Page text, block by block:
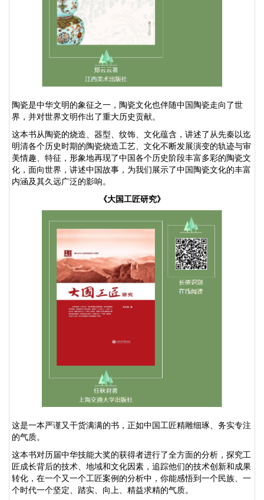
陶瓷是中华文明的象征之一，陶瓷文化也伴随中国陶瓷走向了世
界，并对世界文明作出了重大历史贡献。
这本书从陶瓷的烧造、器型、纹饰、文化蕴含，讲述了从先秦以迄
明清各个历史时期的陶瓷烧造工艺、文化不断发展演变的轨迹与审
美情趣、特征，形象地再现了中国各个历史阶段丰富多彩的陶瓷文
化，面向世界，讲述中国故事，为我们展示了中国陶瓷文化的丰富
内涵及其久远广泛的影响。
《大国工匠研究》
这是一本严谨又干货满满的书，正如中国工匠精雕细琢、务实专注
的气质。
这本书对历届中华技能大奖的获得者进行了全方面的分析，探究工
匠成长背后的技术、地域和文化因素，追踪他们的技术创新和成果
转化，在一个又一个工匠案例的分析中，你能感悟到一个民族、一
个时代一个坚定、踏实、向上、精益求精的气质。